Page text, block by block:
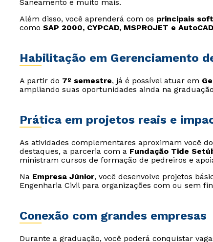
Saneamento e muito mais.
Além disso, você aprenderá com os principais
como SAP 2000, CYPCAD, MSPROJET e AutoCAD
Habilitação em Gerenciamento
A partir do 7º semestre, já é possível atuar em
ampliando suas oportunidades ainda na
Prática em projetos reais e
As atividades complementares aproximam você
destaques, a parceria com a Fundação Tide
ministram cursos de formação de pedreiros e
Na Empresa Júnior, você desenvolve projetos
Engenharia Civil para organizações com ou sem
Conexão com grandes empresas
Durante a graduação, você poderá conquistar